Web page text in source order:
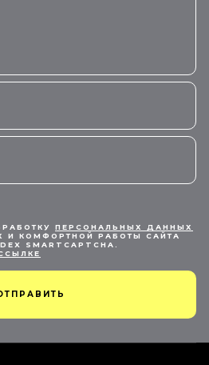
ПЕРСОНАЛЬНЫХ ДАННЫХ
КОМФОРТНОЙ РАБОТЫ САЙТА
SMARTCAPTCHA.